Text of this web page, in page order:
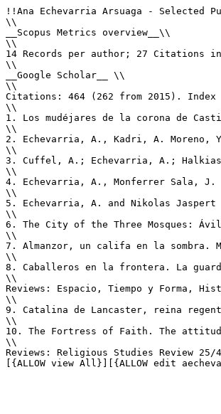
!!Ana Echevarria Arsuaga - Selected
\\
__Scopus Metrics overview__\\
\\
14 Records per author; 27 Citations
\\
__Google Scholar__ \\
\\
Citations: 464 (262 from 2015).
\\
1. Los mudéjares de la corona de
\\
2. Echevarria, A., Kadri, A. Moreno,
\\
3. Cuffel, A.; Echevarria, A.; Halkias,
\\
4. Echevarria, A., Monferrer Sala, J.
\\
5. Echevarria, A. and Nikolas
\\
6. The City of the Three Mosques:
\\
7. Almanzor, un califa en la sombra.
\\
8. Caballeros en la frontera. La
\\
Reviews: Espacio, Tiempo y Forma,
\\
9. Catalina de Lancaster, reina
\\
10. The Fortress of Faith. The
\\
Reviews: Religious Studies Review
[{ALLOW view All}][{ALLOW edit